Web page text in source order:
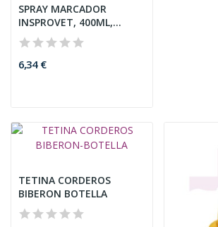
SPRAY MARCADOR
INSPROVET, 400ML,
VERDE
6,34 €
TETINA CORDEROS
BIBERON BOTELLA